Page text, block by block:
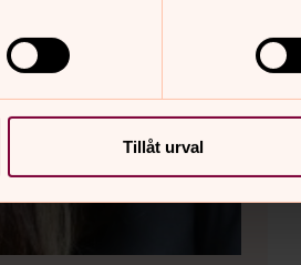
Tillåt urval